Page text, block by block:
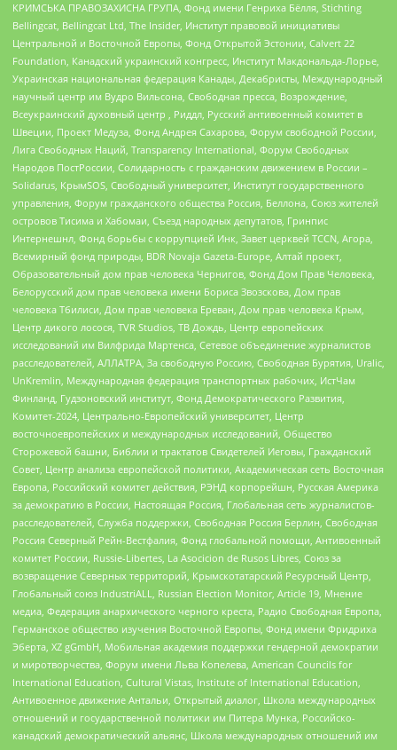
КРИМСЬКА ПРАВОЗАХИСНА ГРУПА, Фонд имени Генриха Бёлля, Stichting
Bellingcat, Bellingcat Ltd, The Insider, Институт правовой инициативы
Центральной и Восточной Европы, Фонд Открытой Эстонии, Calvert 22
Foundation, Канадский украинский конгресс, Институт Макдональда-Лорье,
Украинская национальная федерация Канады, Декабристы, Международный
научный центр им Вудро Вильсона, Свободная пресса, Возрождение,
Всеукраинский духовный центр , Риддл, Русский антивоенный комитет в
Швеции, Проект Медуза, Фонд Андрея Сахарова, Форум свободной России,
Лига Свободных Наций, Transparеncy International, Форум Свободных
Народов ПостРоссии, Солидарность с гражданским движением в России –
Solidarus, КрымSOS, Свободный университет, Институт государственного
управления, Форум гражданского общества Россия, Беллона, Союз жителей
островов Тисима и Хабомаи, Съезд народных депутатов, Гринпис
Интернешнл, Фонд борьбы с коррупцией Инк, Завет церквей TCCN, Агора,
Всемирный фонд природы, BDR Novaja Gazeta-Europe, Алтай проект,
Образовательный дом прав человека Чернигов, Фонд Дом Прав Человека,
Белорусский дом прав человека имени Бориса Звозскова, Дом прав
человека Тбилиси, Дом прав человека Ереван, Дом прав человека Крым,
Центр дикого лосося, TVR Studios, ТВ Дождь, Центр европейских
исследований им Вилфрида Мартенса, Сетевое объединение журналистов
расследователей, АЛЛАТРА, За свободную Россию, Свободная Бурятия, Uralic,
UnKremlin, Международная федерация транспортных рабочих, ИстЧам
Финланд, Гудзоновский институт, Фонд Демократического Развития,
Комитет-2024, Центрально-Европейский университет, Центр
восточноевропейских и международных исследований, Общество
Сторожевой башни, Библии и трактатов Свидетелей Иеговы, Гражданский
Совет, Центр анализа европейской политики, Академическая сеть Восточная
Европа, Российский комитет действия, РЭНД корпорейшн, Русская Америка
за демократию в России, Настоящая Россия, Глобальная сеть журналистов-
расследователей, Служба поддержки, Свободная Россия Берлин, Свободная
Россия Северный Рейн-Вестфалия, Фонд глобальной помощи, Антивоенный
комитет России, Russie-Libertes, La Asocicion de Rusos Libres, Союз за
возвращение Северных территорий, Крымскотатарский Ресурсный Центр,
Глобальный союз IndustriALL, Russian Election Monitor, Article 19, Мнение
медиа, Федерация анархического черного креста, Радио Свободная Европа,
Германское общество изучения Восточной Европы, Фонд имени Фридриха
Эберта, XZ gGmbH, Мобильная академия поддержки гендерной демократии
и миротворчества, Форум имени Льва Копелева, American Councils for
International Education, Cultural Vistas, Institute of International Education,
Антивоенное движение Антальи, Открытый диалог, Школа международных
отношений и государственной политики им Питера Мунка, Российско-
канадский демократический альянс, Школа международных отношений им